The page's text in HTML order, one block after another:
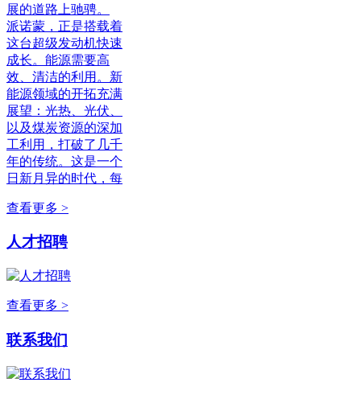
展的道路上驰骋。
派诺蒙，正是搭载着
这台超级发动机快速
成长。能源需要高
效、清洁的利用。新
能源领域的开拓充满
展望：光热、光伏、
以及煤炭资源的深加
工利用，打破了几千
年的传统。这是一个
日新月异的时代，每
查看更多 >
人才招聘
查看更多 >
联系我们